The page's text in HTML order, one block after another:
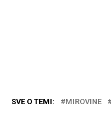
SVE O TEMI: MIROVINE